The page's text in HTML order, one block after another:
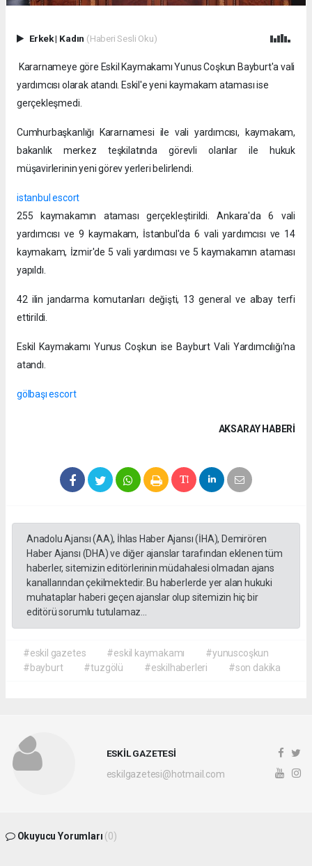
Erkek| Kadın (Haberi Sesli Oku)
Kararnameye göre Eskil Kaymakamı Yunus Coşkun Bayburt'a vali
yardımcısı olarak atandı. Eskil'e yeni kaymakam ataması ise
gerçekleşmedi.
Cumhurbaşkanlığı Kararnamesi ile vali yardımcısı, kaymakam,
bakanlık merkez teşkilatında görevli olanlar ile hukuk
müşavirlerinin yeni görev yerleri belirlendi.
istanbul escort
255 kaymakamın ataması gerçekleştirildi. Ankara'da 6 vali
yardımcısı ve 9 kaymakam, İstanbul'da 6 vali yardımcısı ve 14
kaymakam, İzmir'de 5 vali yardımcısı ve 5 kaymakamın ataması
yapıldı.
42 ilin jandarma komutanları değişti, 13 general ve albay terfi
ettirildi.
Eskil Kaymakamı Yunus Coşkun ise Bayburt Vali Yardımcılığı'na
atandı.
gölbaşı escort
AKSARAY HABERİ
Anadolu Ajansı (AA), İhlas Haber Ajansı (İHA), Demirören
Haber Ajansı (DHA) ve diğer ajanslar tarafından eklenen tüm
haberler, sitemizin editörlerinin müdahalesi olmadan ajans
kanallarından çekilmektedir. Bu haberlerde yer alan hukuki
muhataplar haberi geçen ajanslar olup sitemizin hiç bir
editörü sorumlu tutulamaz...
#eskil gazetes #eskil kaymakamı
#yunuscoşkun
#bayburt
#tuzgölü #eskilhaberleri #son dakika
ESKİL GAZETESİ
eskilgazetesi@hotmail.com
Okuyucu Yorumları (0)